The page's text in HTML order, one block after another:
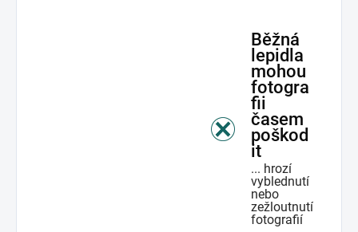
Běžná
lepidla
mohou
fotogra
fii
časem
poškod
it
... hrozí
vyblednutí
nebo
zežloutnutí
fotografií